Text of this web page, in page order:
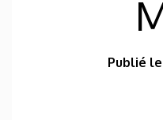
Publié